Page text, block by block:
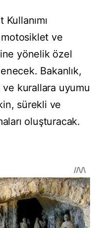
ve
yönelik özel
Bakanlık,
kurallara uyumu
sürekli ve
oluşturacak.